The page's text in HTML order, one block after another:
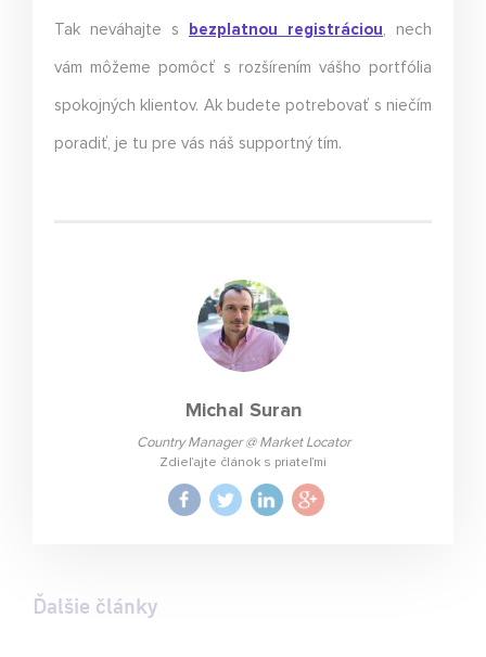
Tak neváhajte s bezplatnou registráciou , nech
vám môžeme pomôcť s rozšírením vášho portfólia
spokojných klientov. Ak budete potrebovať s niečím
poradiť, je tu pre vás náš supportný tím.
Michal Suran
Country Manager @ Market Locator
Zdieľajte článok s priateľmi
Ďalšie články